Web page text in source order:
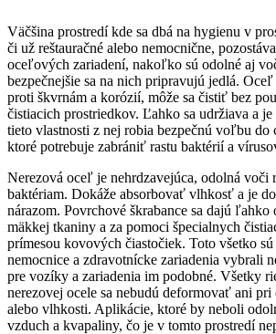
Väčšina prostredí kde sa dbá na hygienu v
či už reštauračné alebo nemocnične,
oceľových zariadení, nakoľko sú odolné aj
bezpečnejšie sa na nich pripravujú jedlá. Oceľ
proti škvrnám a korózií, môže sa čistiť bez
čistiacich prostriedkov. Ľahko sa udržiava a
tieto vlastnosti z nej robia bezpečnú voľbu do
ktoré potrebuje zabrániť rastu baktérií a
Nerezová oceľ je nehrdzavejúca, odolná voči
baktériam. Dokáže absorbovať vlhkosť a je
nárazom. Povrchové škrabance sa dajú
mäkkej tkaniny a za pomoci špecialnych
prímesou kovových čiastočiek. Toto všetko
nemocnice a zdravotnícke zariadenia vybrali
pre vozíky a zariadenia im podobné. Všetky
nerezovej ocele sa nebudú deformovať ani pri
alebo vlhkosti. Aplikácie, ktoré by neboli
vzduch a kvapaliny, čo je v tomto prostredí